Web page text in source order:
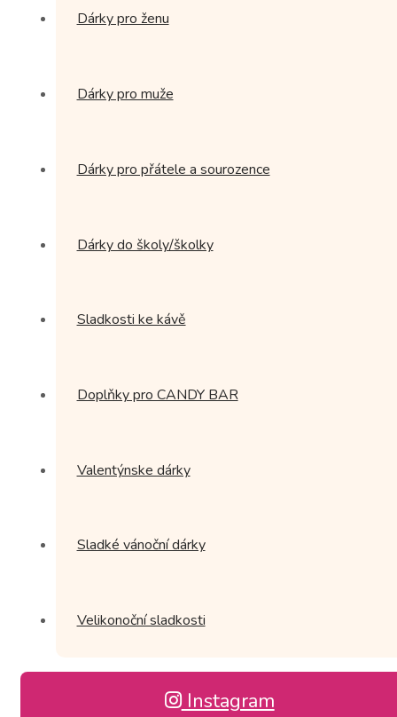
Dárky pro ženu
Dárky pro muže
Dárky pro přátele a sourozence
Dárky do školy/školky
Sladkosti ke kávě
Doplňky pro CANDY BAR
Valentýnske dárky
Sladké vánoční dárky
Velikonoční sladkosti
Instagram